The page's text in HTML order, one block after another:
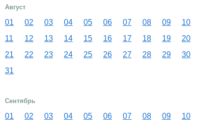
Август
01 02 03 04 05 06 07 08 09
10
11
12 13 14 15 16 17 18 19
20
21
22 23 24 25 26 27 28 29
30
31
Сентябрь
01 02 03 04 05 06 07 08 09
10